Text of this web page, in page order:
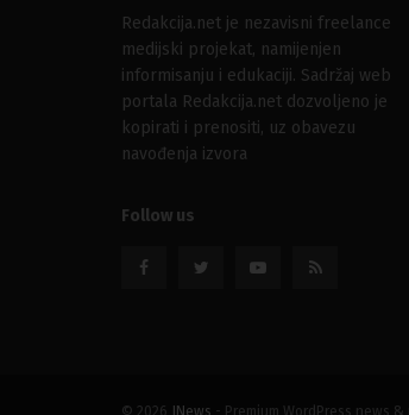
Redakcija.net je nezavisni freelance
medijski projekat, namijenjen
informisanju i edukaciji. Sadržaj web
portala Redakcija.net dozvoljeno je
kopirati i prenositi, uz obavezu
navođenja izvora
Follow us
© 2026 JNews - Premium WordPress news